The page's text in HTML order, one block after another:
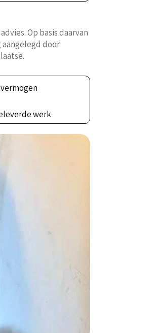
Op basis daarvan
door
werk